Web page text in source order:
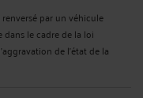
par un véhicule
le cadre de la loi
de l’état de la